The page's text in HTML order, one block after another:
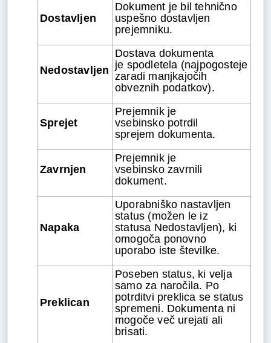
Dostavljen
Dokument je bil tehnično
uspešno dostavljen
prejemniku.
Nedostavljen
Dostava dokumenta
je spodletela (najpogosteje
zaradi manjkajočih
obveznih podatkov).
Sprejet
Prejemnik je
vsebinsko potrdil
sprejem dokumenta.
Zavrnjen
Prejemnik je
vsebinsko zavrnili
dokument.
Napaka
Uporabniško nastavljen
status (možen le iz
statusa Nedostavljen), ki
omogoča ponovno
uporabo iste številke.
Preklican
Poseben status, ki velja
samo za naročila. Po
potrditvi preklica se status
spremeni. Dokumenta ni
mogoče več urejati ali
brisati.